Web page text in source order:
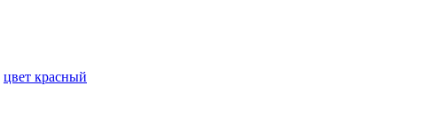
цвет красный